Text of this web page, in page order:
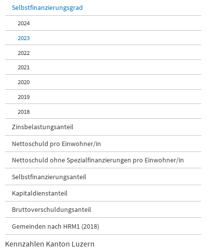
Römerswil
Schlierbach
Schötz
Schüpfheim
Triengen
Ufhusen
Vitznau
Wauwil
Weggis
Werthenstein
Wikon
Willisau
Wolhusen
Zell
Selbstfinanzierungsgrad
2024
2023
2022
2021
2020
2019
2018
Zinsbelastungsanteil
Nettoschuld pro Einwohner/in
Nettoschuld ohne Spezialfinanzierungen pro Einwohner/in
Selbstfinanzierungsanteil
Kapitaldienstanteil
Bruttoverschuldungsanteil
Gemeinden nach HRM1 (2018)
Kennzahlen Kanton Luzern